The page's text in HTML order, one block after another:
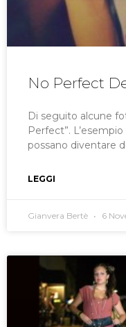
No Perfect
Di seguito alcune
Perfect”.
possano diventare
LEGGI
Gianvera Bertè 6